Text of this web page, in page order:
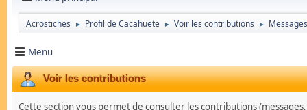
Acrostiches ► Profil de Cacahuete ► Voir les contributions ► Messages
Menu
Voir les contributions
Cette section vous permet de consulter les contributions